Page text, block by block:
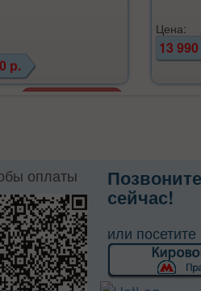
р.
Цена:
13
оплаты Позвоните
сейчас!
или